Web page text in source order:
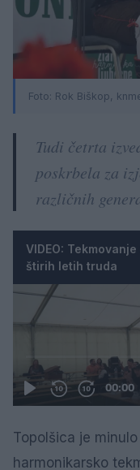
Foto: Rok Biškop,
Tudi četrta
poskrbela za
različnih
VIDEO:
štirih letih truda
Topolšica je
harmonikarsko